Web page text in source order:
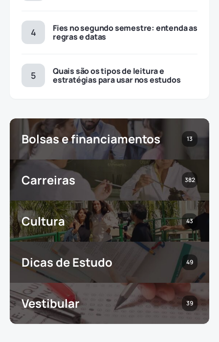
Fies no segundo semestre: entenda as
regras e datas
Quais são os tipos de leitura e
estratégias para usar nos estudos
Bolsas e financiamentos 13
Carreiras 382
Cultura 43
Dicas de Estudo 49
Vestibular 39